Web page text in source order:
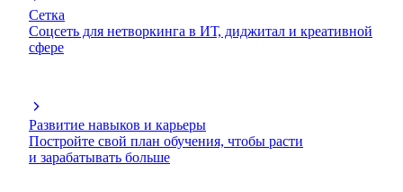
Сетка
Соцсеть для нетворкинга в ИТ, диджитал и креативной
сфере
Развитие навыков и карьеры
Постройте свой план обучения, чтобы расти
и зарабатывать больше